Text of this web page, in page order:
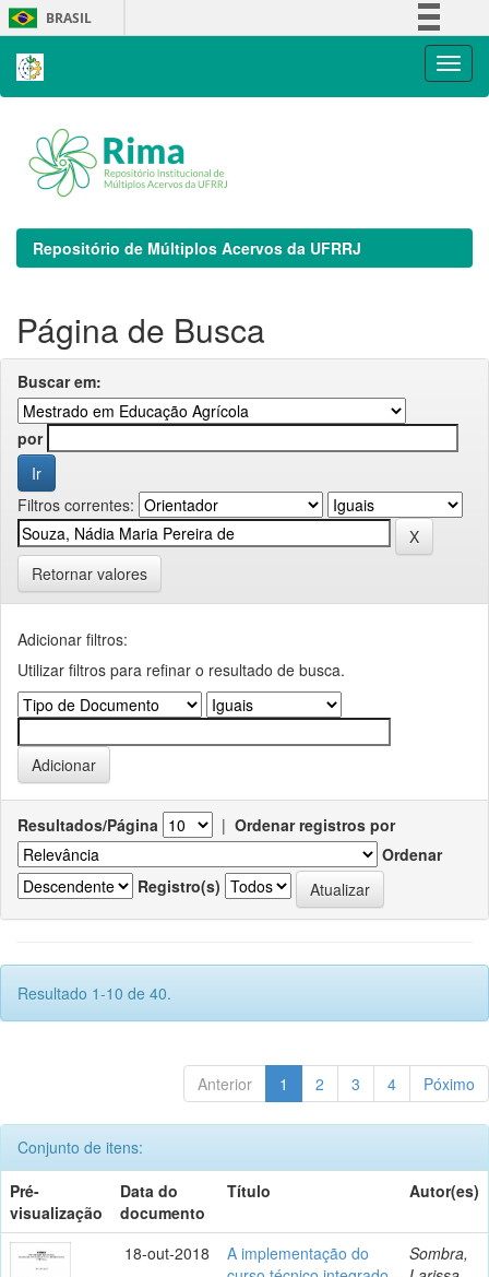
Skip
navigation
BRASIL
Repositório de Múltiplos Acervos da UFRRJ
Página de Busca
Buscar em:
por
Filtros correntes:
Retornar valores
Adicionar filtros:
Utilizar filtros para refinar o resultado de busca.
Resultados/Página | Ordenar registros por
Ordenar
Registro(s)
Resultado 1-10 de 40.
Anterior 1 2 3 4 Póximo
Conjunto de itens:
Pré-
visualização
Data do
documento
Título Autor(es)
18-out-2018
A implementação do
Sombra,